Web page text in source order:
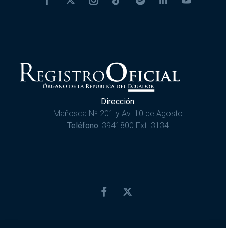
Dirección:
Mañosca Nº 201 y Av. 10 de Agosto
Teléfono: 3941800 Ext. 3134